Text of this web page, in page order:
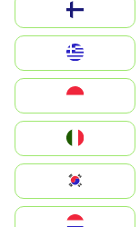
United Kingdom
Magyarország
South Korea